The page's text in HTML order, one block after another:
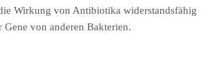
Wirkung von Antibiotika widerstandsfähig
von anderen Bakterien.